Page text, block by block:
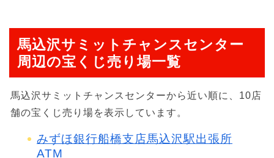
馬込沢サミットチャンスセンター
周辺の宝くじ売り場一覧
馬込沢サミットチャンスセンターから近い順に、10店
舗の宝くじ売り場を表示しています。
みずほ銀行船橋支店馬込沢駅出張所
ATM